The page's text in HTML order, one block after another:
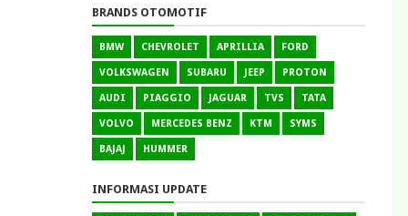
BRANDS OTOMOTIF
BMW CHEVROLET APRILLIA FORD
VOLKSWAGEN SUBARU JEEP PROTON
AUDI PIAGGIO JAGUAR TVS TATA
VOLVO MERCEDES BENZ KTM SYMS
BAJAJ HUMMER
INFORMASI UPDATE